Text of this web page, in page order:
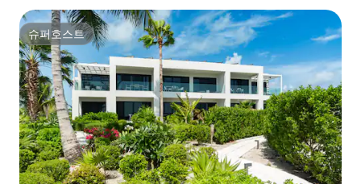
슈퍼호스트
슈퍼호스트